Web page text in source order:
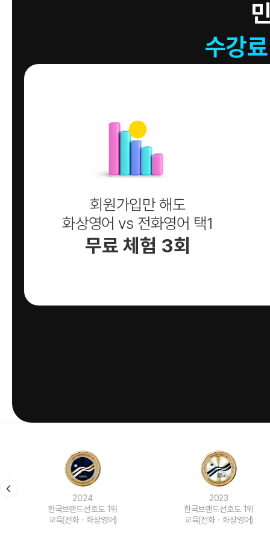
수강
회원가입만 해도
화상영어 vs 전화영어 택1
무료 체험 3회
2024
한국브랜드선호도 1위
교육(전화ㆍ화상영어)
2023
한국브랜드선호도 1위
교육(전화ㆍ화상영어)